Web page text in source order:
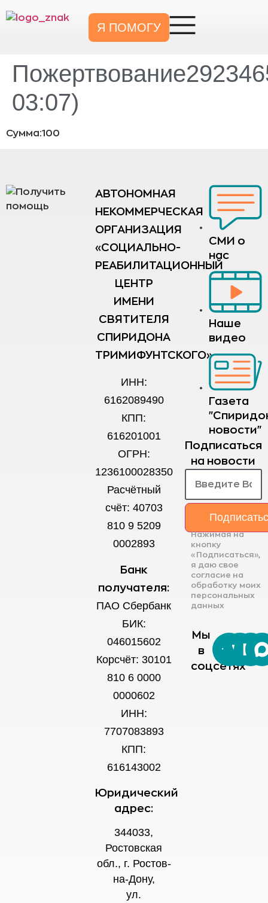
Я ПОМОГУ
03:07)
Сумма:100
АВТОНОМНАЯ
НЕКОММЕРЧЕСКАЯ
ОРГАНИЗАЦИЯ
«СОЦИАЛЬНО-
РЕАБИЛИТАЦИОННЫЙ
ЦЕНТР
ИМЕНИ
СВЯТИТЕЛЯ
СПИРИДОНА
ТРИМИФУНТСКОГО»
ИНН:
6162089490
КПП:
616201001
ОГРН:
1236100028350
Расчётный
счёт: 40703
810 9 5209
0002893
Банк
получателя:
ПАО Сбербанк
БИК:
046015602
Корсчёт: 30101
810 6 0000
0000602
ИНН:
7707083893
КПП:
616143002
Юридический
адрес:
344033,
Ростовская
обл., г. Ростов-
на-Дону,
ул.
СМИ о
нас
Наше
видео
Газета
новости"
Подписаться
на новости
Нажимая на
кнопку
«Подписаться»,
я даю свое
согласие на
обработку моих
персональных
данных
Мы
в
соцсетях